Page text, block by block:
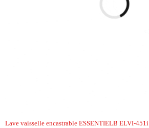
Lave vaisselle encastrable ESSENTIELB ELVI-451i